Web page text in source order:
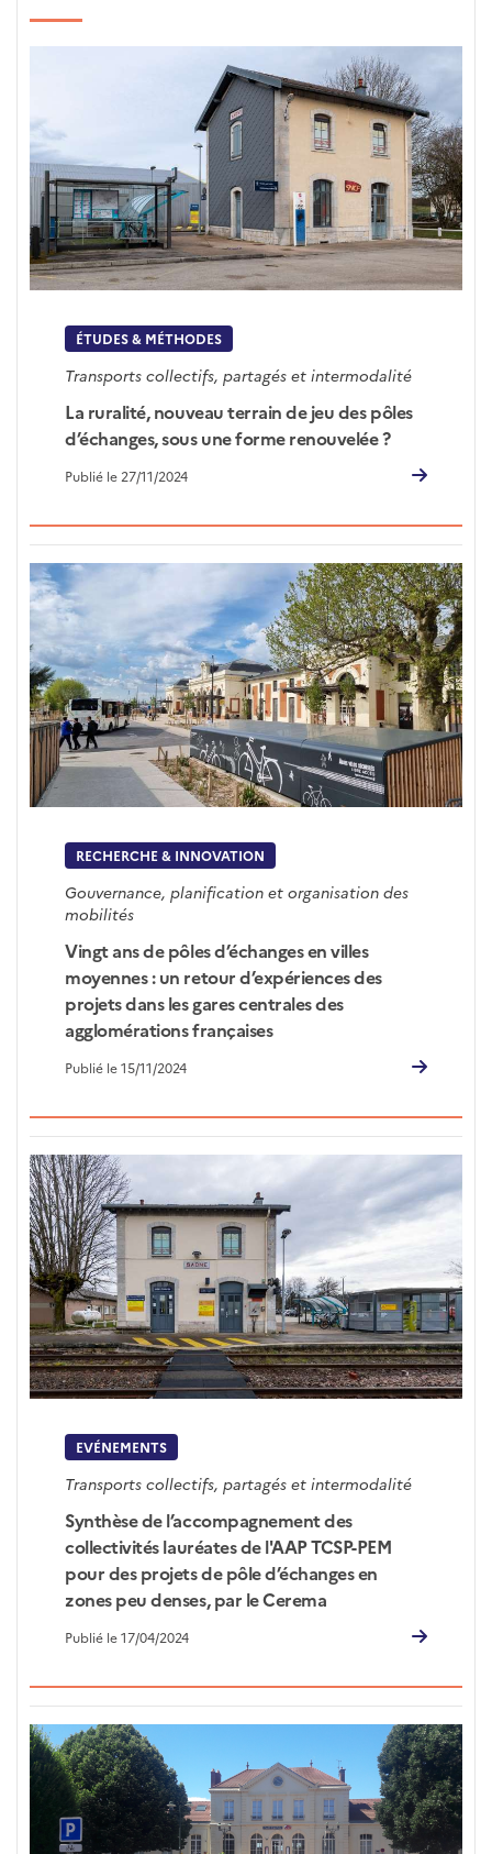
ÉTUDES & MÉTHODES
Transports collectifs, partagés et intermodalité
La ruralité, nouveau terrain de jeu des pôles
d’échanges, sous une forme renouvelée ?
Publié le 27/11/2024
RECHERCHE & INNOVATION
Gouvernance, planification et organisation des
mobilités
Vingt ans de pôles d’échanges en villes
moyennes : un retour d’expériences des
projets dans les gares centrales des
agglomérations françaises
Publié le 15/11/2024
EVÉNEMENTS
Transports collectifs, partagés et intermodalité
Synthèse de l’accompagnement des
collectivités lauréates de l'AAP TCSP-PEM
pour des projets de pôle d’échanges en
zones peu denses, par le Cerema
Publié le 17/04/2024